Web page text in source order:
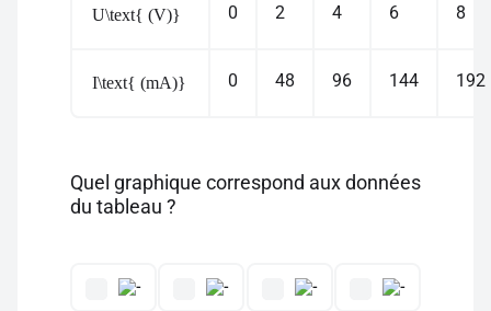
U\text{ (V)} 0 2 4 6 8
I\text{ (mA)} 0 48 96 144 192
Quel graphique correspond aux données
du tableau ?